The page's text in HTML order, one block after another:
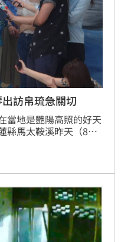
訪帛琉急關切
當地是艷陽高照的好天
縣馬太鞍溪昨天（8
蹟似的生還。對此，
爆事件，「我知道對國
感謝前線救護人員的協
的建構，其實也是台灣